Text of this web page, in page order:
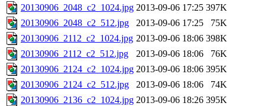
20130906_2048_c2_1024.jpg 2013-09-06 17:25 397K
20130906_2048_c2_512.jpg
2013-09-06 17:25
75K
20130906_2112_c2_1024.jpg 2013-09-06 18:06 398K
20130906_2112_c2_512.jpg
2013-09-06 18:06
76K
20130906_2124_c2_1024.jpg 2013-09-06 18:06 395K
20130906_2124_c2_512.jpg
2013-09-06 18:06
74K
20130906_2136_c2_1024.jpg 2013-09-06 18:26 395K